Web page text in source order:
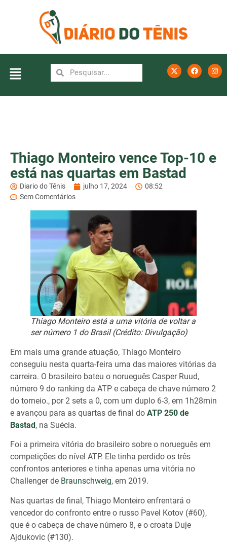
Thiago Monteiro vence Top-10 e
está nas quartas em Bastad
Diario do Tênis julho 17, 2024
08:52
Sem Comentários
Thiago Monteiro está a uma vitória de voltar a
ser número 1 do Brasil (Crédito: Divulgação)
Em mais uma grande atuação, Thiago Monteiro
conseguiu nesta quarta-feira uma das maiores vitórias da
carreira. O brasileiro bateu o norueguês Casper Ruud,
número 9 do ranking da ATP e cabeça de chave número 2
do torneio., por 2 sets a 0, com um duplo 6-3, em 1h28min
e avançou para as quartas de final do ATP 250 de
Bastad, na Suécia.
Foi a primeira vitória do brasileiro sobre o norueguês em
competições do nível ATP. Ele tinha perdido os três
confrontos anteriores e tinha apenas uma vitória no
Challenger de Braunschweig, em 2019.
Nas quartas de final, Thiago Monteiro enfrentará o
vencedor do confronto entre o russo Pavel Kotov (#60),
que é o cabeça de chave número 8, e o croata Duje
Ajdukovic (#130).